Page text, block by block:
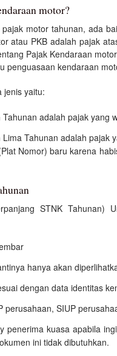
motor?
motor tahunan, ada
atau PKB adalah pajak
Pajak Kendaraan
penguasaan kendaraan
jenis yaitu:
adalah pajak
Tahunan adalah
Nomor) baru karena
STNK Tahunan)
hanya akan
dengan data identitas
perusahaan, SIUP
penerima kuasa apabila
ini tidak dibutuhkan.